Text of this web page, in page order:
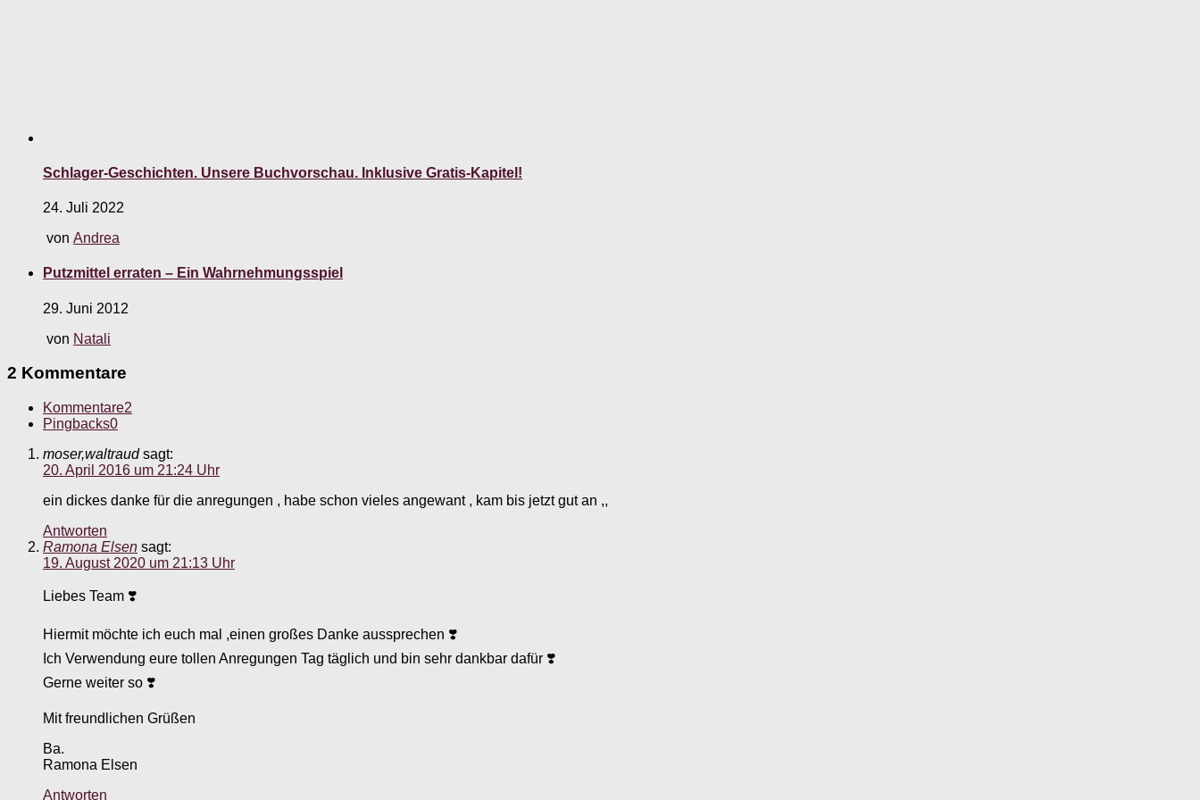
Schlager-Geschichten. Unsere Buchvorschau. Inklusive Gratis-Kapitel!
24. Juli 2022
von Andrea
Putzmittel erraten – Ein Wahrnehmungsspiel
29. Juni 2012
von Natali
2 Kommentare
Kommentare2
Pingbacks0
moser,waltraud sagt:
20. April 2016 um 21:24 Uhr
ein dickes danke für die anregungen , habe schon vieles angewant , kam bis jetzt gut an ,,
Antworten
Ramona Elsen sagt:
19. August 2020 um 21:13 Uhr
Liebes Team ❣️
Hiermit möchte ich euch mal ,einen großes Danke aussprechen ❣️
Ich Verwendung eure tollen Anregungen Tag täglich und bin sehr dankbar dafür ❣️
Gerne weiter so ❣️
Mit freundlichen Grüßen
Ba.
Ramona Elsen
Antworten